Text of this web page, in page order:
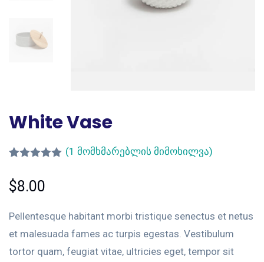
White Vase
5.00
დან,
დაფუძნებუ
მომხმარებ
გამოკითხვ
აზე
(1 მომხმარებლის მიმოხილვა)
$8.00
Pellentesque habitant morbi tristique senectus et netus
et malesuada fames ac turpis egestas. Vestibulum
tortor quam, feugiat vitae, ultricies eget, tempor sit